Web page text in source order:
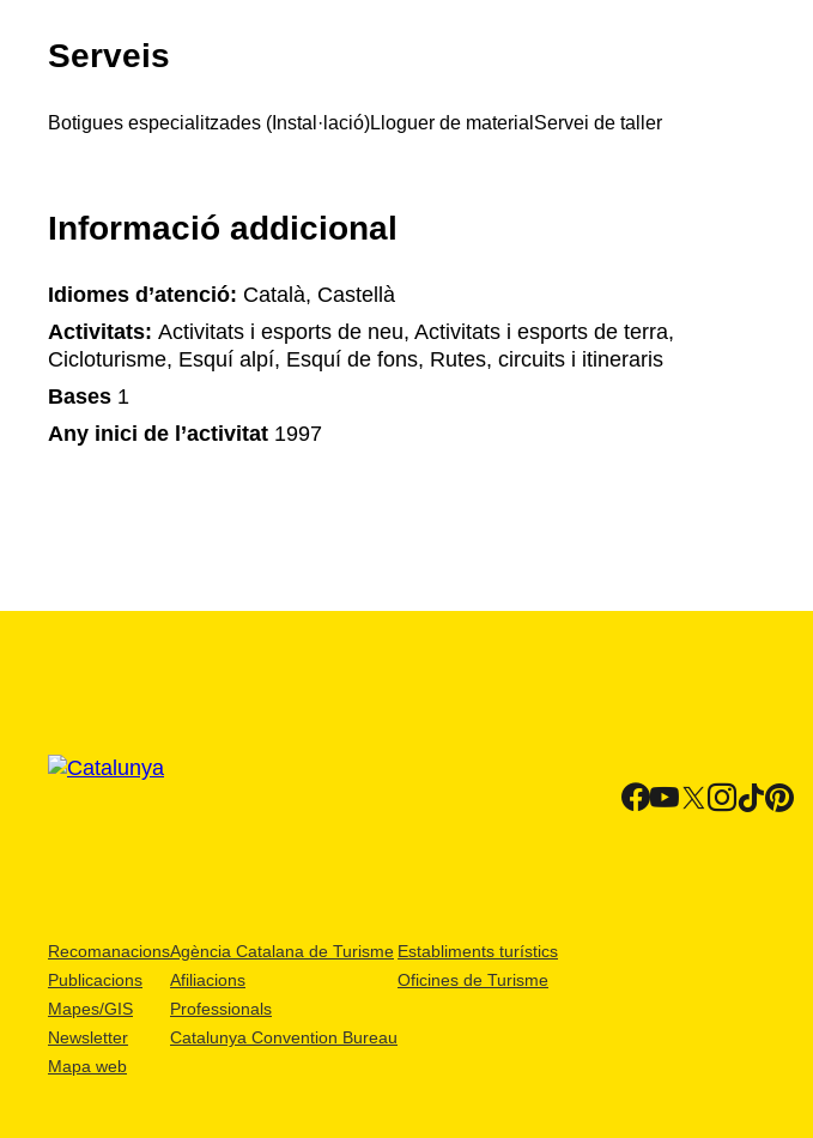
Serveis
Botigues especialitzades (Instal·lació)Lloguer de material Servei de taller
Informació addicional
Idiomes d’atenció: Català, Castellà
Activitats: Activitats i esports de neu, Activitats i esports de terra,
Cicloturisme, Esquí alpí, Esquí de fons, Rutes, circuits i itineraris
Bases 1
Any inici de l’activitat 1997
Recomanacions
Publicacions
Mapes/GIS
Newsletter
Mapa web
Agència Catalana de Turisme
Afiliacions
Professionals
Catalunya Convention Bureau
Establiments turístics
Oficines de Turisme